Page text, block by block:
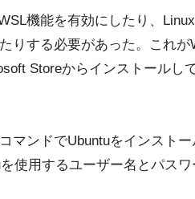
機能を有効にしたり、
りする必要があった。これが
Storeからインストールし
マンドでUbuntuをインスト
使用するユーザー名とパスワ